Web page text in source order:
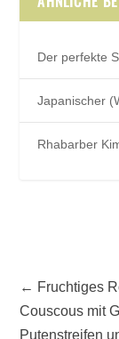
Der perfekte
Japanischer
Rhabarber
← Fruchtiges
Couscous mit
Putenstreifen